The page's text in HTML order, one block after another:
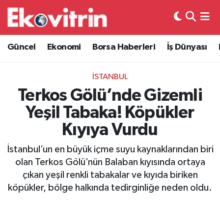
Güncel Ekonomi Borsa Haberleri İş Dünyası
İSTANBUL
Terkos Gölü’nde Gizemli
Yeşil Tabaka! Köpükler
Kıyıya Vurdu
İstanbul’un en büyük içme suyu kaynaklarından biri
olan Terkos Gölü’nün Balaban kıyısında ortaya
çıkan yeşil renkli tabakalar ve kıyıda biriken
köpükler, bölge halkında tedirginliğe neden oldu.
Güncel
Ekonomi
Borsa Haberleri
İş Dünyası
Otovitrin
Asayiş
Hava Durumu
Trafik Durumu
Süper Lig Puan Durumu ve Fikstür
Tüm Manşetler
Son Dakika Haberleri
Haber Arşivi